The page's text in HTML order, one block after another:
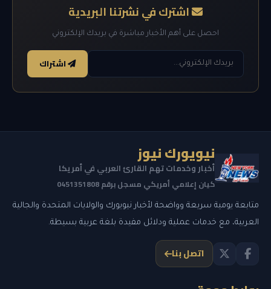
اشترك في نشرتنا البريدية
احصل على أهم الأخبار مباشرة في بريدك الإلكتروني
اشتراك
نيويورك نيوز
أخبار وخدمات تهم القارئ العربي في أمريكا
كيان إعلامي أمريكي مسجل برقم 0451351808
متابعة يومية سريعة وواضحة لأخبار نيويورك والولايات المتحدة والجالية
العربية، مع خدمات عملية ودلائل مفيدة بلغة عربية بسيطة.
اتصل بنا